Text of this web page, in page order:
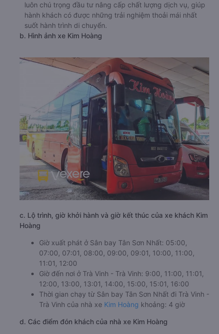
luôn chú trọng đầu tư nâng cấp chất lượng dịch vụ, giúp
hành khách có được những trải nghiệm thoải mái nhất
suốt hành trình di chuyển.
b. Hình ảnh xe Kim Hoàng
c. Lộ trình, giờ khởi hành và giờ kết thúc của xe khách Kim
Hoàng
Giờ xuất phát ở Sân bay Tân Sơn Nhất: 05:00,
07:00, 07:01, 08:00, 09:00, 09:01, 10:00, 11:00,
11:01, 12:00
Giờ đến nơi ở Trà Vinh - Trà Vinh: 9:00, 11:00, 11:01,
12:00, 13:00, 13:01, 14:00, 15:00, 15:01, 16:00
Thời gian chạy từ Sân bay Tân Sơn Nhất đi Trà Vinh -
Trà Vinh của nhà xe Kim Hoàng khoảng: 4 giờ
d. Các điểm đón khách của nhà xe Kim Hoàng